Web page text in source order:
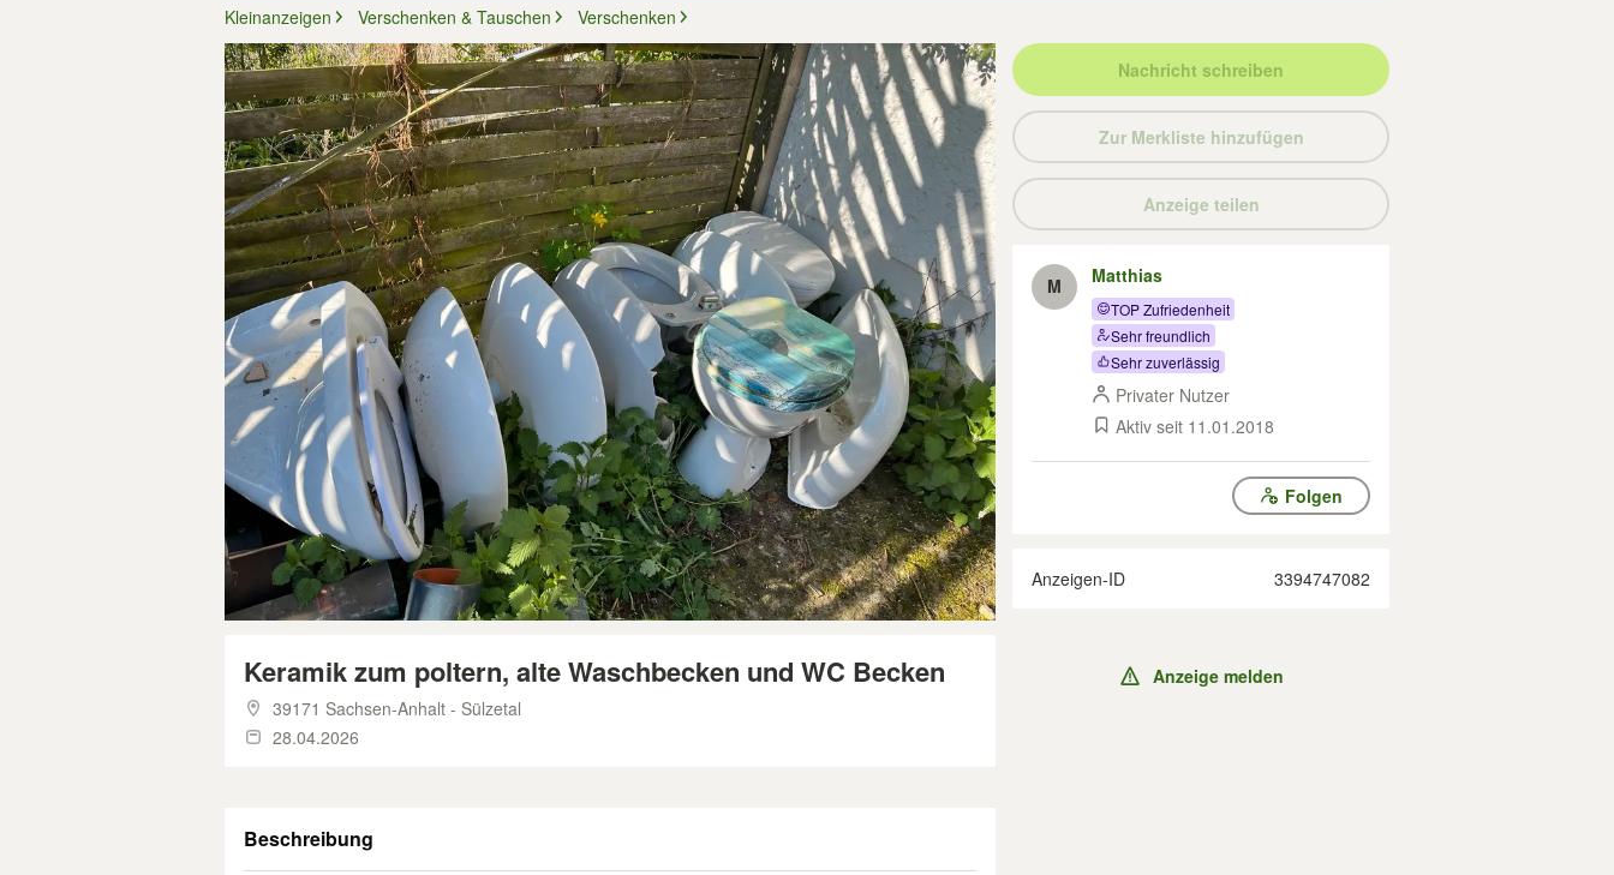
Kleinanzeigen Verschenken & Tauschen Verschenken
Keramik zum poltern, alte Waschbecken und WC Becken
39171 Sachsen-Anhalt - Sülzetal
28.04.2026
Beschreibung
Nachricht schreiben
Zur Merkliste hinzufügen
Anzeige teilen
M Matthias
TOP Zufriedenheit
Sehr freundlich
Sehr zuverlässig
Privater Nutzer
Aktiv seit 11.01.2018
Folgen
Anzeigen-ID 3394747082
Anzeige melden